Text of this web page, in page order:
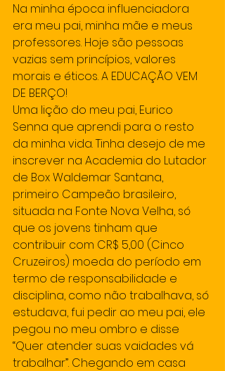
Na minha época influenciadora
era meu pai, minha mãe e meus
professores. Hoje são pessoas
vazias sem princípios, valores
morais e éticos. A EDUCAÇÃO VEM
DE BERÇO!
Uma lição do meu pai, Eurico
Senna que aprendi para o resto
da minha vida. Tinha desejo de me
inscrever na Academia do Lutador
de Box Waldemar Santana,
primeiro Campeão brasileiro,
situada na Fonte Nova Velha, só
que os jovens tinham que
contribuir com CR$ 5,00 (Cinco
Cruzeiros) moeda do período em
termo de responsabilidade e
disciplina, como não trabalhava, só
estudava, fui pedir ao meu pai, ele
pegou no meu ombro e disse
“Quer atender suas vaidades vá
trabalhar”. Chegando em casa